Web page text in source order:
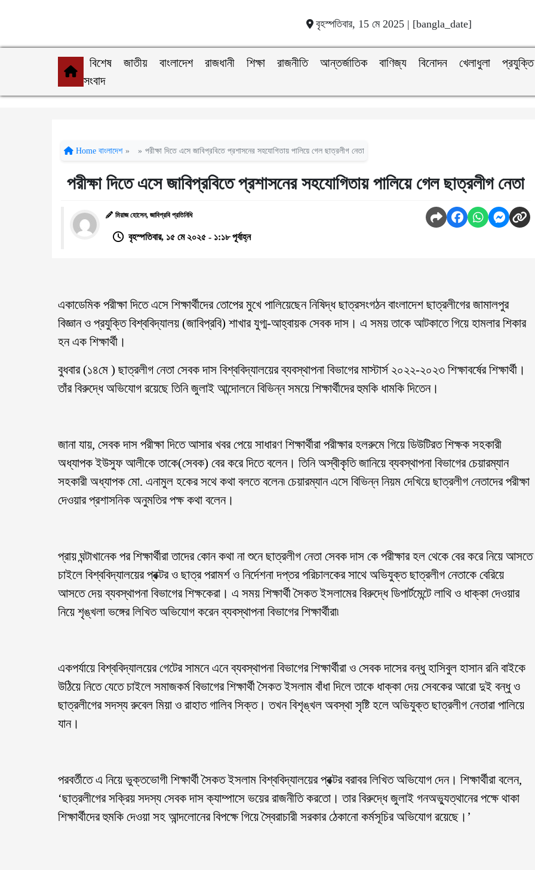
বৃহস্পতিবার, 15 মে 2025 | [bangla_date]
বিশেষ
সংবাদ
জাতীয় বাংলাদেশ রাজধানী শিক্ষা রাজনীতি আন্তর্জাতিক বাণিজ্য বিনোদন খেলাধুলা প্রযুক্তি
Home বাংলাদেশ » » পরীক্ষা দিতে এসে জাবিপ্রবিতে প্রশাসনের সহযোগিতায় পালিয়ে গেল ছাত্রলীগ নেতা
পরীক্ষা দিতে এসে জাবিপ্রবিতে প্রশাসনের সহযোগিতায় পালিয়ে গেল ছাত্রলীগ নেতা
মিরাজ হোসেন, জাবিপ্রবি প্রতিনিধি
বৃহস্পতিবার, ১৫ মে ২০২৫ - ১:১৮ পূর্বাহ্ন
একাডেমিক পরীক্ষা দিতে এসে শিক্ষার্থীদের তোপের মুখে পালিয়েছেন নিষিদ্ধ ছাত্রসংগঠন বাংলাদেশ ছাত্রলীগের জামালপুর
বিজ্ঞান ও প্রযুক্তি বিশ্ববিদ্যালয় (জাবিপ্রবি) শাখার যুগ্ম-আহ্বায়ক সেবক দাস। এ সময় তাকে আটকাতে গিয়ে হামলার শিকার
হন এক শিক্ষার্থী।
বুধবার (১৪মে ) ছাত্রলীগ নেতা সেবক দাস বিশ্ববিদ্যালয়ের ব্যবস্থাপনা বিভাগের মাস্টার্স ২০২২-২০২৩ শিক্ষাবর্ষের শিক্ষার্থী।
তাঁর বিরুদ্ধে অভিযোগ রয়েছে তিনি জুলাই আন্দোলনে বিভিন্ন সময়ে শিক্ষার্থীদের হুমকি ধামকি দিতেন।
জানা যায়, সেবক দাস পরীক্ষা দিতে আসার খবর পেয়ে সাধারণ শিক্ষার্থীরা পরীক্ষার হলরুমে গিয়ে ডিউটিরত শিক্ষক সহকারী
অধ্যাপক ইউসুফ আলীকে তাকে(সেবক) বের করে দিতে বলেন। তিনি অস্বীকৃতি জানিয়ে ব্যবস্থাপনা বিভাগের চেয়ারম্যান
সহকারী অধ্যাপক মো. এনামুল হকের সথে কথা বলতে বলেন৷ চেয়ারম্যান এসে বিভিন্ন নিয়ম দেখিয়ে ছাত্রলীগ নেতাদের পরীক্ষা
দেওয়ার প্রশাসনিক অনুমতির পক্ষ কথা বলেন।
প্রায় ঘন্টাখানেক পর শিক্ষার্থীরা তাদের কোন কথা না শুনে ছাত্রলীগ নেতা সেবক দাস কে পরীক্ষার হল থেকে বের করে নিয়ে আসতে
চাইলে বিশ্ববিদ্যালয়ের প্রক্টর ও ছাত্র পরামর্শ ও নির্দেশনা দপ্তর পরিচালকের সাথে অভিযুক্ত ছাত্রলীগ নেতাকে বেরিয়ে
আসতে দেয় ব্যবস্থাপনা বিভাগের শিক্ষকেরা। এ সময় শিক্ষার্থী সৈকত ইসলামের বিরুদ্ধে ডিপার্টমেন্টে লাথি ও ধাক্কা দেওয়ার
নিয়ে শৃঙ্খলা ভঙ্গের লিখিত অভিযোগ করেন ব্যবস্থাপনা বিভাগের শিক্ষার্থীরা৷
একপর্যায়ে বিশ্ববিদ্যালয়ের গেটের সামনে এনে ব্যবস্থাপনা বিভাগের শিক্ষার্থীরা ও সেবক দাসের বন্ধু হাসিবুল হাসান রনি বাইকে
উঠিয়ে নিতে যেতে চাইলে সমাজকর্ম বিভাগের শিক্ষার্থী সৈকত ইসলাম বাঁধা দিলে তাকে ধাক্কা দেয় সেবকের আরো দুই বন্ধু ও
ছাত্রলীগের সদস্য রুবেল মিয়া ও রাহাত গালিব সিক্ত। তখন বিশৃঙ্খল অবস্থা সৃষ্টি হলে অভিযুক্ত ছাত্রলীগ নেতারা পালিয়ে
যান।
পরবর্তীতে এ নিয়ে ভুক্তভোগী শিক্ষার্থী সৈকত ইসলাম বিশ্ববিদ্যালয়ের প্রক্টর বরাবর লিখিত অভিযোগ দেন। শিক্ষার্থীরা বলেন,
‘ছাত্রলীগের সক্রিয় সদস্য সেবক দাস ক্যাম্পাসে ভয়ের রাজনীতি করতো। তার বিরুদ্ধে জুলাই গনঅভ্যুত্থানের পক্ষে থাকা
শিক্ষার্থীদের হুমকি দেওয়া সহ আন্দলোনের বিপক্ষে গিয়ে স্বৈরাচারী সরকার ঠেকানো কর্মসূচির অভিযোগ রয়েছে।’